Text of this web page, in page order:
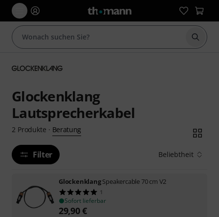
Suche
Glockenklang
Lautsprecherkabel
2 Produkte · Beratung
Filter Beliebtheit
GlockenklangSpeakercable 70 cm V2
1
Sofort lieferbar
29,90€